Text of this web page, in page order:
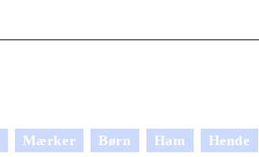
Mærker Børn Ham Hende